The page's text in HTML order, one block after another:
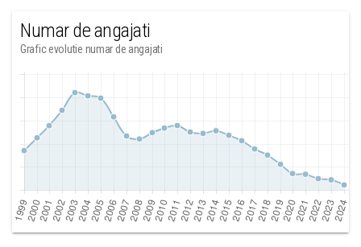
Numar de angajati
Grafic evolutie numar de angajati